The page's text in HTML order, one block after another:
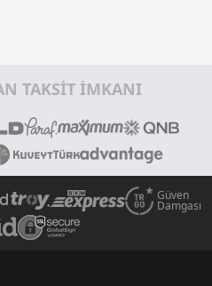
TAKSİT İMKANI
Güven
Damgası